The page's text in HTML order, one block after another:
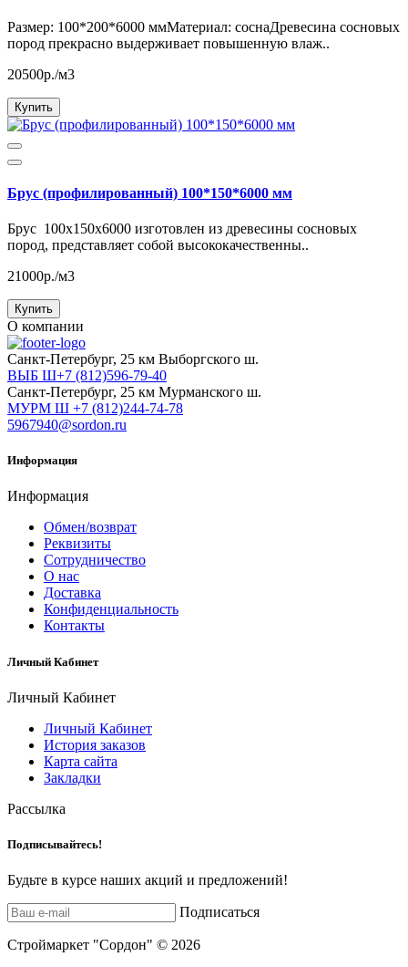
Размер: 100*200*6000 ммМатериал: соснаДревесина сосновых
пород прекрасно выдерживает повышенную влаж..
20500р./м3
Купить
Брус (профилированный) 100*150*6000 мм
Брус 100x150x6000 изготовлен из древесины сосновых
пород, представляет собой высококачественны..
21000р./м3
Купить
О компании
Cанкт-Петербург, 25 км Выборгского ш.
ВЫБ Ш+7 (812)596-79-40
Cанкт-Петербург, 25 км Мурманского ш.
МУРМ Ш +7 (812)244-74-78
5967940@sordon.ru
Информация
Информация
Обмен/возврат
Реквизиты
Сотрудничество
О нас
Доставка
Конфиденциальность
Контакты
Личный Кабинет
Личный Кабинет
Личный Кабинет
История заказов
Карта сайта
Закладки
Рассылка
Подписывайтесь!
Будьте в курсе наших акций и предложений!
Подписаться
Строймаркет "Сордон" © 2026